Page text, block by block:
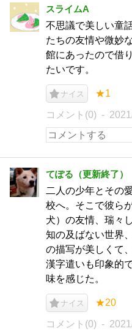
スライムA
不思議で美しい童
たちの友情や微妙
館にあったので借
たいです。
ナイス ★1
コメント(0)
てぽる（更新終了）
二人の少年とその
校へ。そこで彼ら
犬）の友情、瑞々
知の及ばない世界
の描写が美しくて
漢字遣いも印象的
味を感じた。
ナイス ★20
コメント(0)